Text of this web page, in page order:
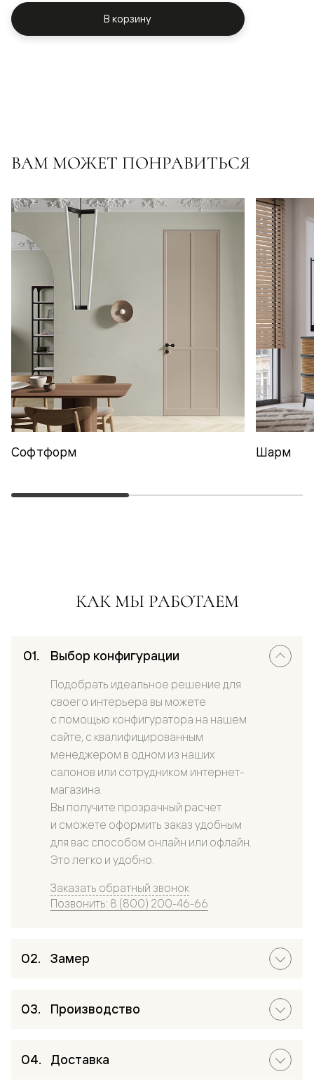
В корзину
ВАМ МОЖЕТ ПОНРАВИТЬСЯ
Софтформ Шарм
КАК МЫ РАБОТАЕМ
Выбор конфигурации
Подобрать идеальное решение для
своего интерьера вы можете
с помощью конфигуратора на нашем
сайте, с квалифицированным
менеджером в одном из наших
салонов или сотрудником интернет-
магазина.
Вы получите прозрачный расчет
и сможете оформить заказ удобным
для вас способом онлайн или офлайн.
Это легко и удобно.
Заказать обратный звонок
Позвонить: 8 (800) 200-46-66
Замер
Производство
Доставка